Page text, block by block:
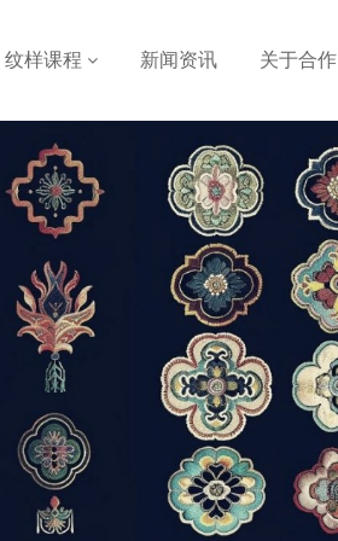
纹样课程 新闻资讯 关于合作